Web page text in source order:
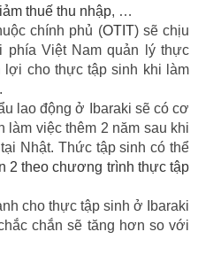
thuế thu nhập, …
chính phủ (OTIT) sẽ chịu
phía Việt Nam quản lý thực
lợi cho thực tập sinh khi làm
lao động ở Ibaraki sẽ có cơ
làm việc thêm 2 năm sau khi
Nhật. Thức tập sinh có thể
2 theo chương trình thực tập
cho thực tập sinh ở Ibaraki
chắn sẽ tăng hơn so với